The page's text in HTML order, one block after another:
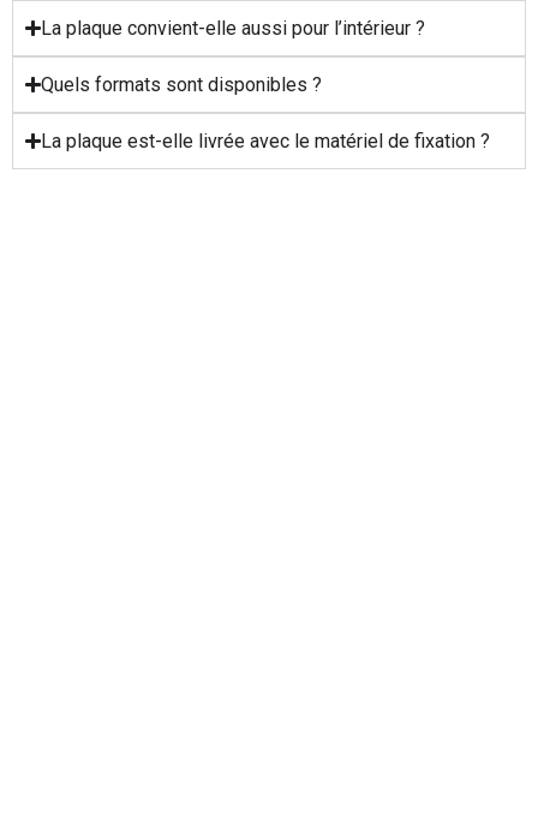
La plaque convient-elle aussi pour l’intérieur ?
Quels formats sont disponibles ?
La plaque est-elle livrée avec le matériel de fixation ?